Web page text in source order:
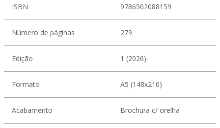
ISBN 9786502088159
Número de páginas 279
Edição 1 (2026)
Formato A5 (148x210)
Acabamento Brochura c/ orelha